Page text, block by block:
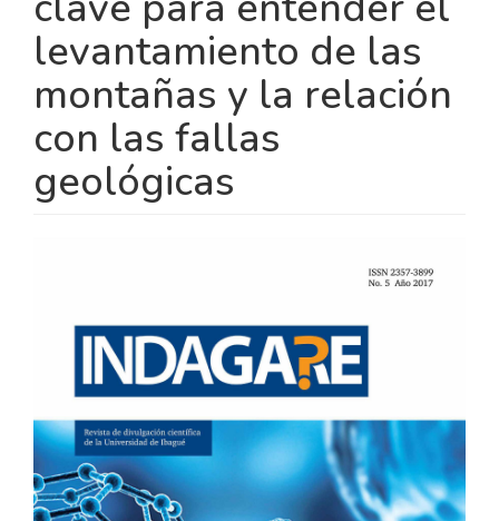
levantamiento de las
montañas y la relación
con las fallas
geológicas
ARTÍCULO